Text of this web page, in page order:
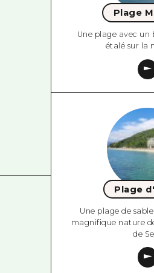
Plage
Une plage avec un
étalé sur la
Plage
Une plage de
magnifique nature
de